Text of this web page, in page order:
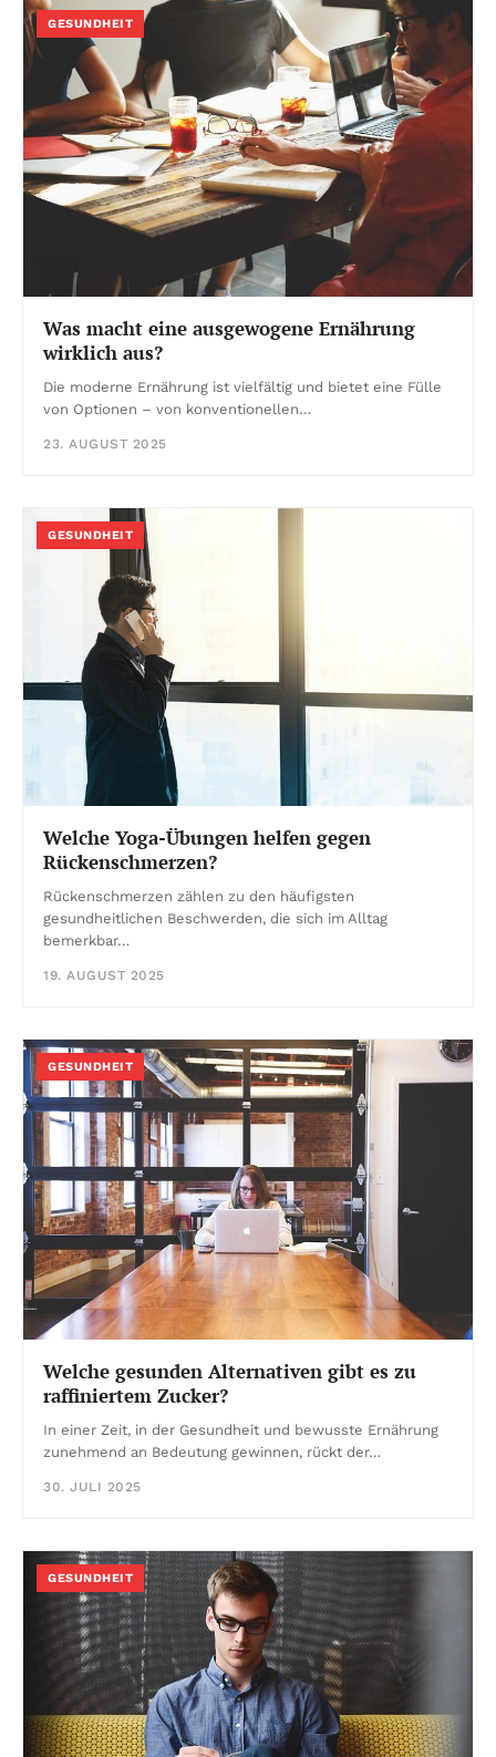
GESUNDHEIT
Was macht eine ausgewogene Ernährung
wirklich aus?
Die moderne Ernährung ist vielfältig und bietet eine Fülle
von Optionen – von konventionellen…
23. AUGUST 2025
GESUNDHEIT
Welche Yoga-Übungen helfen gegen
Rückenschmerzen?
Rückenschmerzen zählen zu den häufigsten
gesundheitlichen Beschwerden, die sich im Alltag
bemerkbar…
19. AUGUST 2025
GESUNDHEIT
Welche gesunden Alternativen gibt es zu
raffiniertem Zucker?
In einer Zeit, in der Gesundheit und bewusste Ernährung
zunehmend an Bedeutung gewinnen, rückt der…
30. JULI 2025
GESUNDHEIT